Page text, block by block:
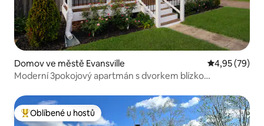
Domov ve městě Evansville Průměrné
4,95 (79)
Moderní 3pokojový apartmán s dvorkem blízko
Nejlepší v kategorii Oblíbené u hostů
Oblíbené u hostů